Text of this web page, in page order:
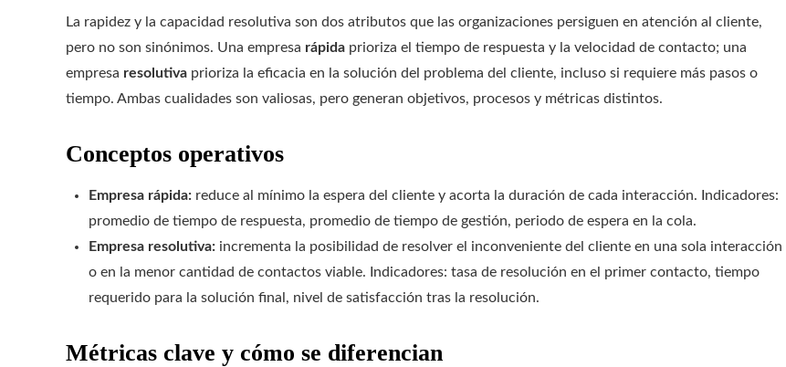
La rapidez y la capacidad resolutiva son dos atributos que las organizaciones persiguen en atención al cliente,
pero no son sinónimos. Una empresa rápida prioriza el tiempo de respuesta y la velocidad de contacto; una
empresa resolutiva prioriza la eficacia en la solución del problema del cliente, incluso si requiere más pasos o
tiempo. Ambas cualidades son valiosas, pero generan objetivos, procesos y métricas distintos.
Conceptos operativos
Empresa rápida: reduce al mínimo la espera del cliente y acorta la duración de cada interacción. Indicadores:
promedio de tiempo de respuesta, promedio de tiempo de gestión, periodo de espera en la cola.
Empresa resolutiva: incrementa la posibilidad de resolver el inconveniente del cliente en una sola interacción
o en la menor cantidad de contactos viable. Indicadores: tasa de resolución en el primer contacto, tiempo
requerido para la solución final, nivel de satisfacción tras la resolución.
Métricas clave y cómo se diferencian